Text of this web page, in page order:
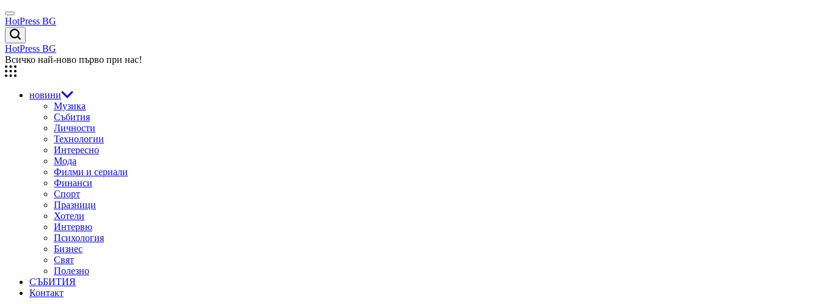
Skip
to
content
Menu
HotPress BG
Търсене
HotPress BG
Всичко най-ново първо при нас!
новини
Музика
Събития
Личности
Технологии
Интересно
Мода
Филми и сериали
Финанси
Спорт
Празници
Хотели
Интервю
Психология
Бизнес
Свят
Полезно
СЪБИТИЯ
Контакт